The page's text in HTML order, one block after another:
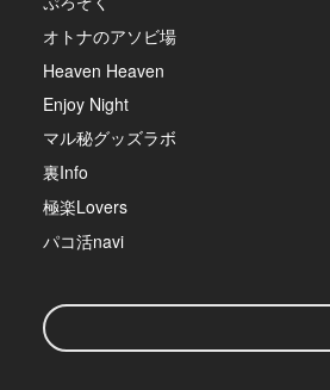
オトナのアソビ場
Heaven Heaven
Enjoy Night
マル秘グッズラボ
裏Info
極楽Lovers
パコ活navi
検
索